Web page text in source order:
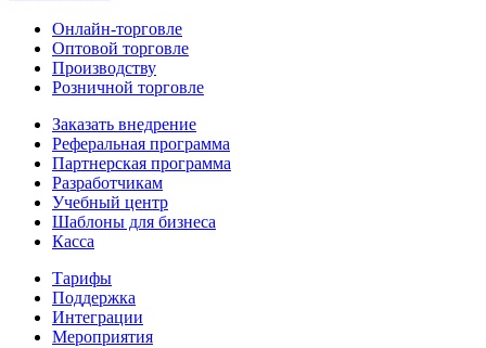
Онлайн-торговле
Оптовой торговле
Производству
Розничной торговле
Заказать внедрение
Реферальная программа
Партнерская программа
Разработчикам
Учебный центр
Шаблоны для бизнеса
Касса
Тарифы
Поддержка
Интеграции
Мероприятия